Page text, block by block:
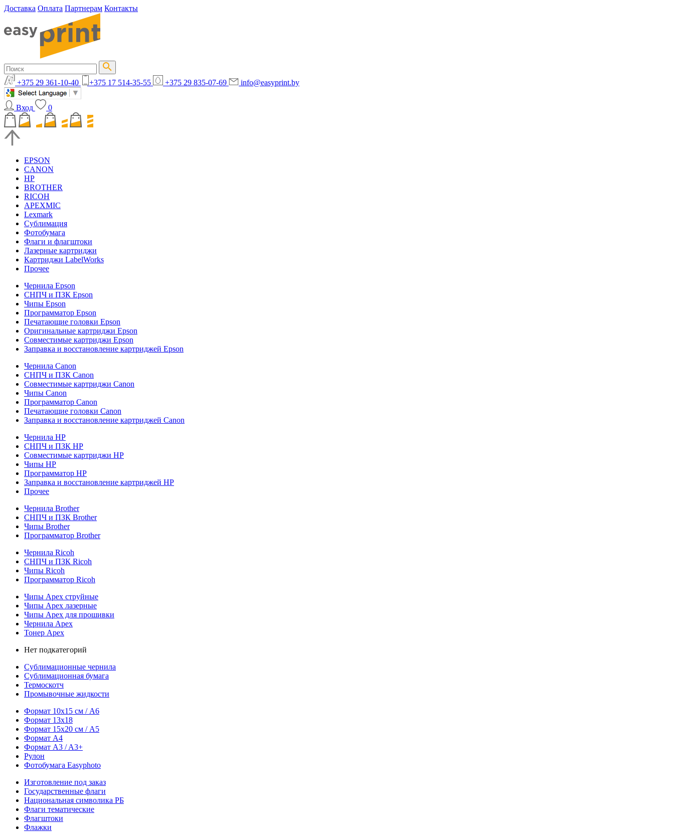
Доставка Оплата Партнерам Контакты
+375 29 361-10-40 +375 17 514-35-55 +375 29 835-07-69 info@easyprint.by
Вход 0
EPSON
CANON
HP
BROTHER
RICOH
APEXMIC
Lexmark
Сублимация
Фотобумага
Флаги и флагштоки
Лазерные картриджи
Картриджи LabelWorks
Прочее
Чернила Epson
СНПЧ и ПЗК Epson
Чипы Epson
Программатор Epson
Печатающие головки Epson
Оригинальные картриджи Epson
Совместимые картриджи Epson
Заправка и восстановление картриджей Epson
Чернила Canon
СНПЧ и ПЗК Canon
Совместимые картриджи Canon
Чипы Canon
Программатор Canon
Печатающие головки Canon
Заправка и восстановление картриджей Canon
Чернила HP
СНПЧ и ПЗК HP
Совместимые картриджи HP
Чипы HP
Программатор HP
Заправка и восстановление картриджей HP
Прочее
Чернила Brother
СНПЧ и ПЗК Brother
Чипы Brother
Программатор Brother
Чернила Ricoh
СНПЧ и ПЗК Ricoh
Чипы Ricoh
Программатор Ricoh
Чипы Apex струйные
Чипы Apex лазерные
Чипы Apex для прошивки
Чернила Apex
Тонер Apex
Нет подкатегорий
Сублимационные чернила
Сублимационная бумага
Термоскотч
Промывочные жидкости
Формат 10х15 см / A6
Формат 13х18
Формат 15х20 см / A5
Формат А4
Формат A3 / A3+
Рулон
Фотобумага Easyphoto
Изготовление под заказ
Государственные флаги
Национальная символика РБ
Флаги тематические
Флагштоки
Флажки